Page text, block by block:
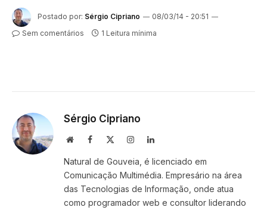
Postado por: Sérgio Cipriano
08/03/14 - 20:51
Sem comentários
1 Leitura mínima
Sérgio Cipriano
WebsiteFacebook InstagramLinkedIn
Natural de Gouveia, é licenciado em
Comunicação Multimédia. Empresário na área
das Tecnologias de Informação, onde atua
como programador web e consultor liderando